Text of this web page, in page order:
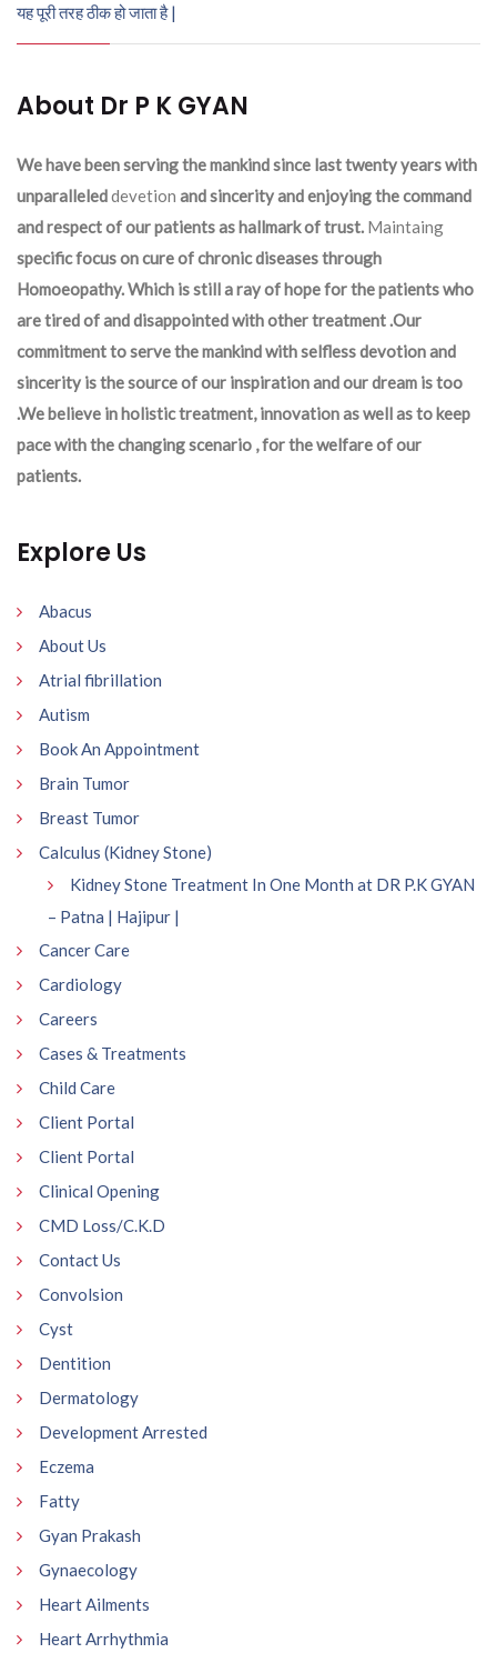
यह पूरी तरह ठीक हो जाता है |
About Dr P K GYAN
We have been serving the mankind since last twenty years with
unparalleleddevetion and sincerity and enjoying the command
and respect of our patients as hallmark of trust. Maintaing
specific focus on cure of chronic diseases through
Homoeopathy. Which is still a ray of hope for the patients who
are tired of and disappointed with other treatment .Our
commitment to serve the mankind with selfless devotion and
sincerity is the source of our inspiration and our dream is too
.We believe in holistic treatment, innovation as well as to keep
pace with the changing scenario , for the welfare of our
patients.
Explore Us
Abacus
About Us
Atrial fibrillation
Autism
Book An Appointment
Brain Tumor
Breast Tumor
Calculus (Kidney Stone)
Kidney Stone Treatment In One Month at DR P.K GYAN
– Patna | Hajipur |
Cancer Care
Cardiology
Careers
Cases & Treatments
Child Care
Client Portal
Client Portal
Clinical Opening
CMD Loss/C.K.D
Contact Us
Convolsion
Cyst
Dentition
Dermatology
Development Arrested
Eczema
Fatty
Gyan Prakash
Gynaecology
Heart Ailments
Heart Arrhythmia